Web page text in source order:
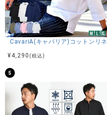
CavariA(キャバリア)コットンリ
¥4,290 (税込)
5